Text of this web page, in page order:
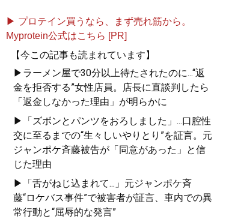
禍」。20年末、3年連続3
度目の紅白歌合戦出場を
果たした、スーパー銭湯
にコロナと戦い、それを
乗り越えてきたのか。
『白と黒とハッピー~純烈
なぜ純烈は復活できたの
か?波乱万丈、結成から2
▶ プロテイン買うなら、まず売れ筋から。
Myprotein公式はこちら [PR]
【今この記事も読まれています】
▶ラーメン屋で30分以上待たされたのに...“返
金を拒否する”女性店員。店長に直談判したら
「返金しなかった理由」が明らかに
▶「ズボンとパンツをおろしました」...口腔性
交に至るまでの“生々しいやりとり”を証言。元
ジャンポケ斉藤被告が「同意があった」と信
じた理由
▶「舌がねじ込まれて...」元ジャンポケ斉
藤“ロケバス事件”で被害者が証言、車内での異
常行動と“屈辱的な発言”